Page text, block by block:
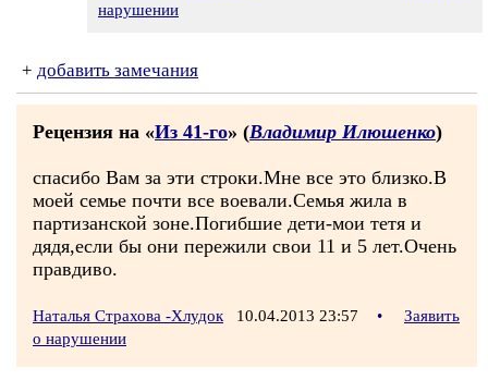
нарушении
+ добавить замечания
Рецензия на «Из 41-го» (Владимир Илюшенко)
спасибо Вам за эти строки.Мне все это близко.В
моей семье почти все воевали.Семья жила в
партизанской зоне.Погибшие дети-мои тетя и
дядя,если бы они пережили свои 11 и 5 лет.Очень
правдиво.
Наталья Страхова -Хлудок 10.04.2013 23:57 •
Заявить
о нарушении